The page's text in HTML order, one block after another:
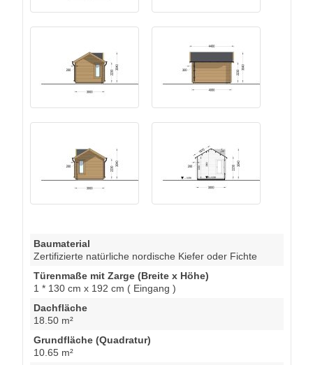
Baumaterial
Zertifizierte natürliche nordische Kiefer oder Fichte
Türenmaße mit Zarge (Breite x Höhe)
1 * 130 cm x 192 cm ( Eingang )
Dachfläche
18.50 m²
Grundfläche (Quadratur)
10.65 m²